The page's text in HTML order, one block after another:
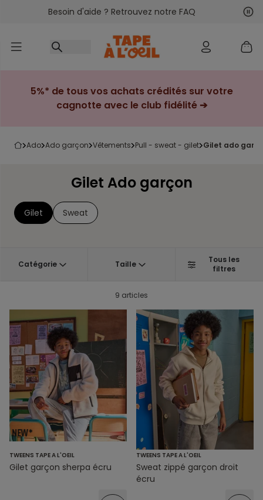
Accéder au contenu
Besoin d'aide ? Retrouvez notre FAQ
5%* de tous vos achats crédités sur votre
cagnotte avec le club fidélité ➔
ado ado garçon vêtements pull - sweat - gilet gilet ado
Gilet Ado garçon
Gilet Sweat
Catégorie Taille
Tous les
filtres
9 articles
TWEENS TAPE A L'OEIL
Gilet garçon sherpa écru
TWEENS TAPE A L'OEIL
Sweat zippé garçon droit
écru